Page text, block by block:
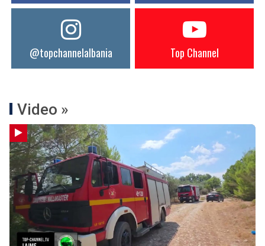
@topchannelalbania Top Channel
Video »